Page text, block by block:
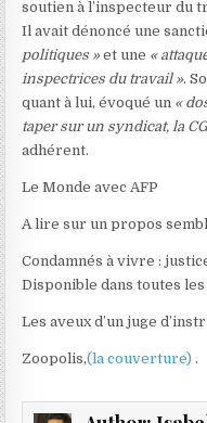
r
t
i
c
l
e
s
e
v
é
à
o
soutien à l’inspecteur du
Il avait dénoncé une
politiques »et une «
inspectrices du travail ».
quant à lui, évoqué un «
taper sur un syndicat, la
adhérent.
Le Monde avec AFP
A lire sur un propos
Condamnés à vivre :
Disponible dans toutes
Les aveux d’un juge
Zoopolis,(la couverture).